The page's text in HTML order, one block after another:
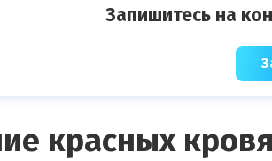
Запишитесь на
красных